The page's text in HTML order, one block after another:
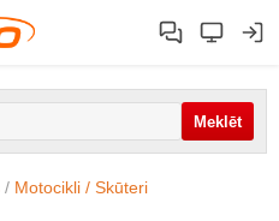
/ Motocikli / Skūteri